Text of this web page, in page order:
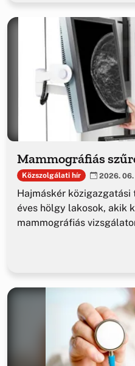
Mammográfiás
Közszolgálati hír 2026. 06.
Hajmáskér
éves hölgy lakosok, akik
mammográfiás